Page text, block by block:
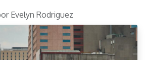
Evelyn Rodriguez